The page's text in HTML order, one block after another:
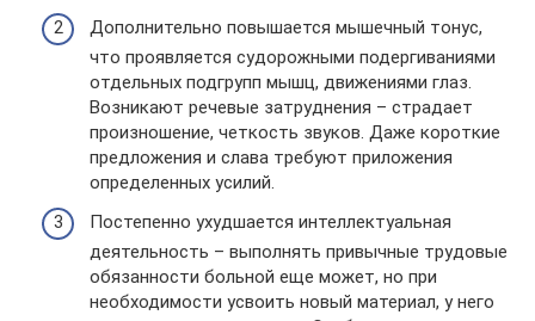
Дополнительно повышается мышечный тонус,
что проявляется судорожными подергиваниями
отдельных подгрупп мышц, движениями глаз.
Возникают речевые затруднения – страдает
произношение, четкость звуков. Даже короткие
предложения и слава требуют приложения
определенных усилий.
Постепенно ухудшается интеллектуальная
деятельность – выполнять привычные трудовые
обязанности больной еще может, но при
необходимости усвоить новый материал, у него